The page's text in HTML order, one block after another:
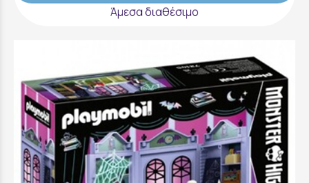
Άμεσα διαθέσιμο